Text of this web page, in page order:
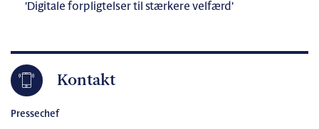
'Digitale forpligtelser til stærkere velfærd'
Kontakt
Pressechef